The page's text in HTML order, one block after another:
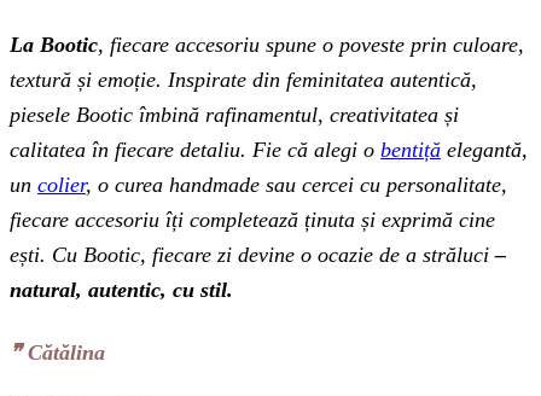
La Bootic, fiecare accesoriu spune o poveste prin culoare,
textură și emoție. Inspirate din feminitatea autentică,
piesele Bootic îmbină rafinamentul, creativitatea și
calitatea în fiecare detaliu. Fie că alegi o bentiță elegantă,
un colier, o curea handmade sau cercei cu personalitate,
fiecare accesoriu îți completează ținuta și exprimă cine
ești. Cu Bootic, fiecare zi devine o ocazie de a străluci –
natural, autentic, cu stil.
❞‬ Cătălina